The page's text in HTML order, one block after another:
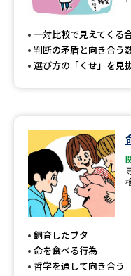
大学研
大学で学べる内容や
データサイエンス特集
デジタルパンフレット
新学年スタート号特集ページ
（高3生用）
SELFBRAND特集ページ
一対比較で見えてくる
判断の矛盾と向き合う
選び方の「くせ」を見
飼育したブタ
命を食べる行為
哲学を通して向き合う